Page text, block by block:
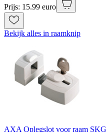
Prijs: 15.99 euro
Bekijk alles in raamknip
AXA Oplegslot voor raam